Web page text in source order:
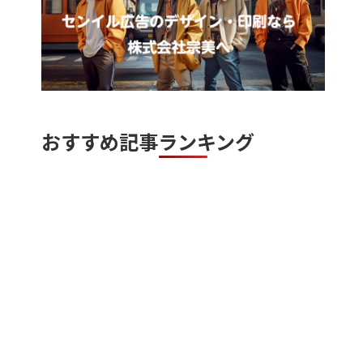
おすすめ記事ランキング